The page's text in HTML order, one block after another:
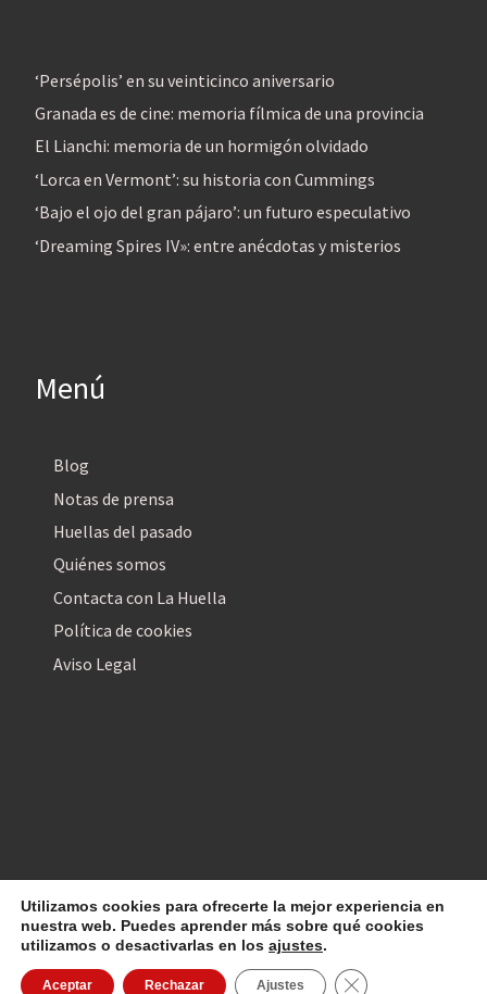
‘Persépolis’ en su veinticinco aniversario
Granada es de cine: memoria fílmica de una provincia
El Lianchi: memoria de un hormigón olvidado
‘Lorca en Vermont’: su historia con Cummings
‘Bajo el ojo del gran pájaro’: un futuro especulativo
‘Dreaming Spires IV»: entre anécdotas y misterios
Menú
Blog
Notas de prensa
Huellas del pasado
Quiénes somos
Contacta con La Huella
Política de cookies
Aviso Legal
© 2026La Huella Digital– Todos los derechos reservados
Utilizamos cookies para ofrecerte la mejor experiencia en
nuestra web. Puedes aprender más sobre qué cookies
utilizamos o desactivarlas en los ajustes.
Aceptar Rechazar Ajustes Cerrar el banner